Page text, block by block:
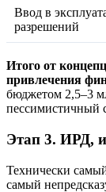
Ввод в
разрешений
Итого от
привлечения
бюджетом 2,5–3
пессимистичный
Этап 3. ИРД,
Технически
самый